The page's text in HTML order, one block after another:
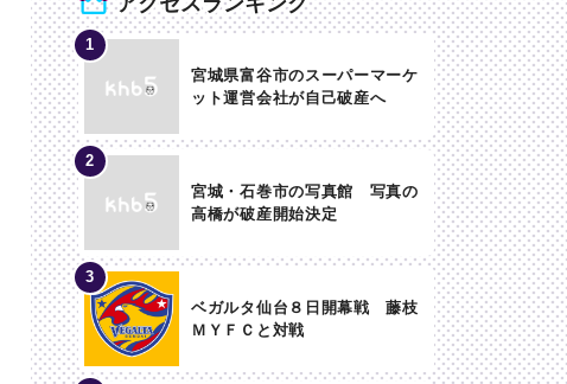
宮城県富谷市のスーパーマーケ
ット運営会社が自己破産へ
宮城・石巻市の写真館 写真の
高橋が破産開始決定
ベガルタ仙台８日開幕戦 藤枝
ＭＹＦＣと対戦